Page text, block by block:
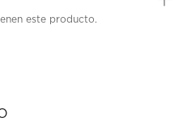
este producto.